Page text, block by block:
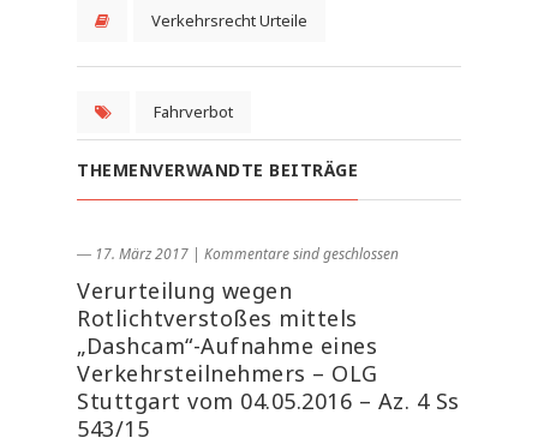
Verkehrsrecht Urteile
Fahrverbot
THEMENVERWANDTE BEITRÄGE
― 17. März 2017 | Kommentare sind geschlossen
Verurteilung wegen
Rotlichtverstoßes mittels
„Dashcam“-Aufnahme eines
Verkehrsteilnehmers – OLG
Stuttgart vom 04.05.2016 – Az. 4 Ss
543/15